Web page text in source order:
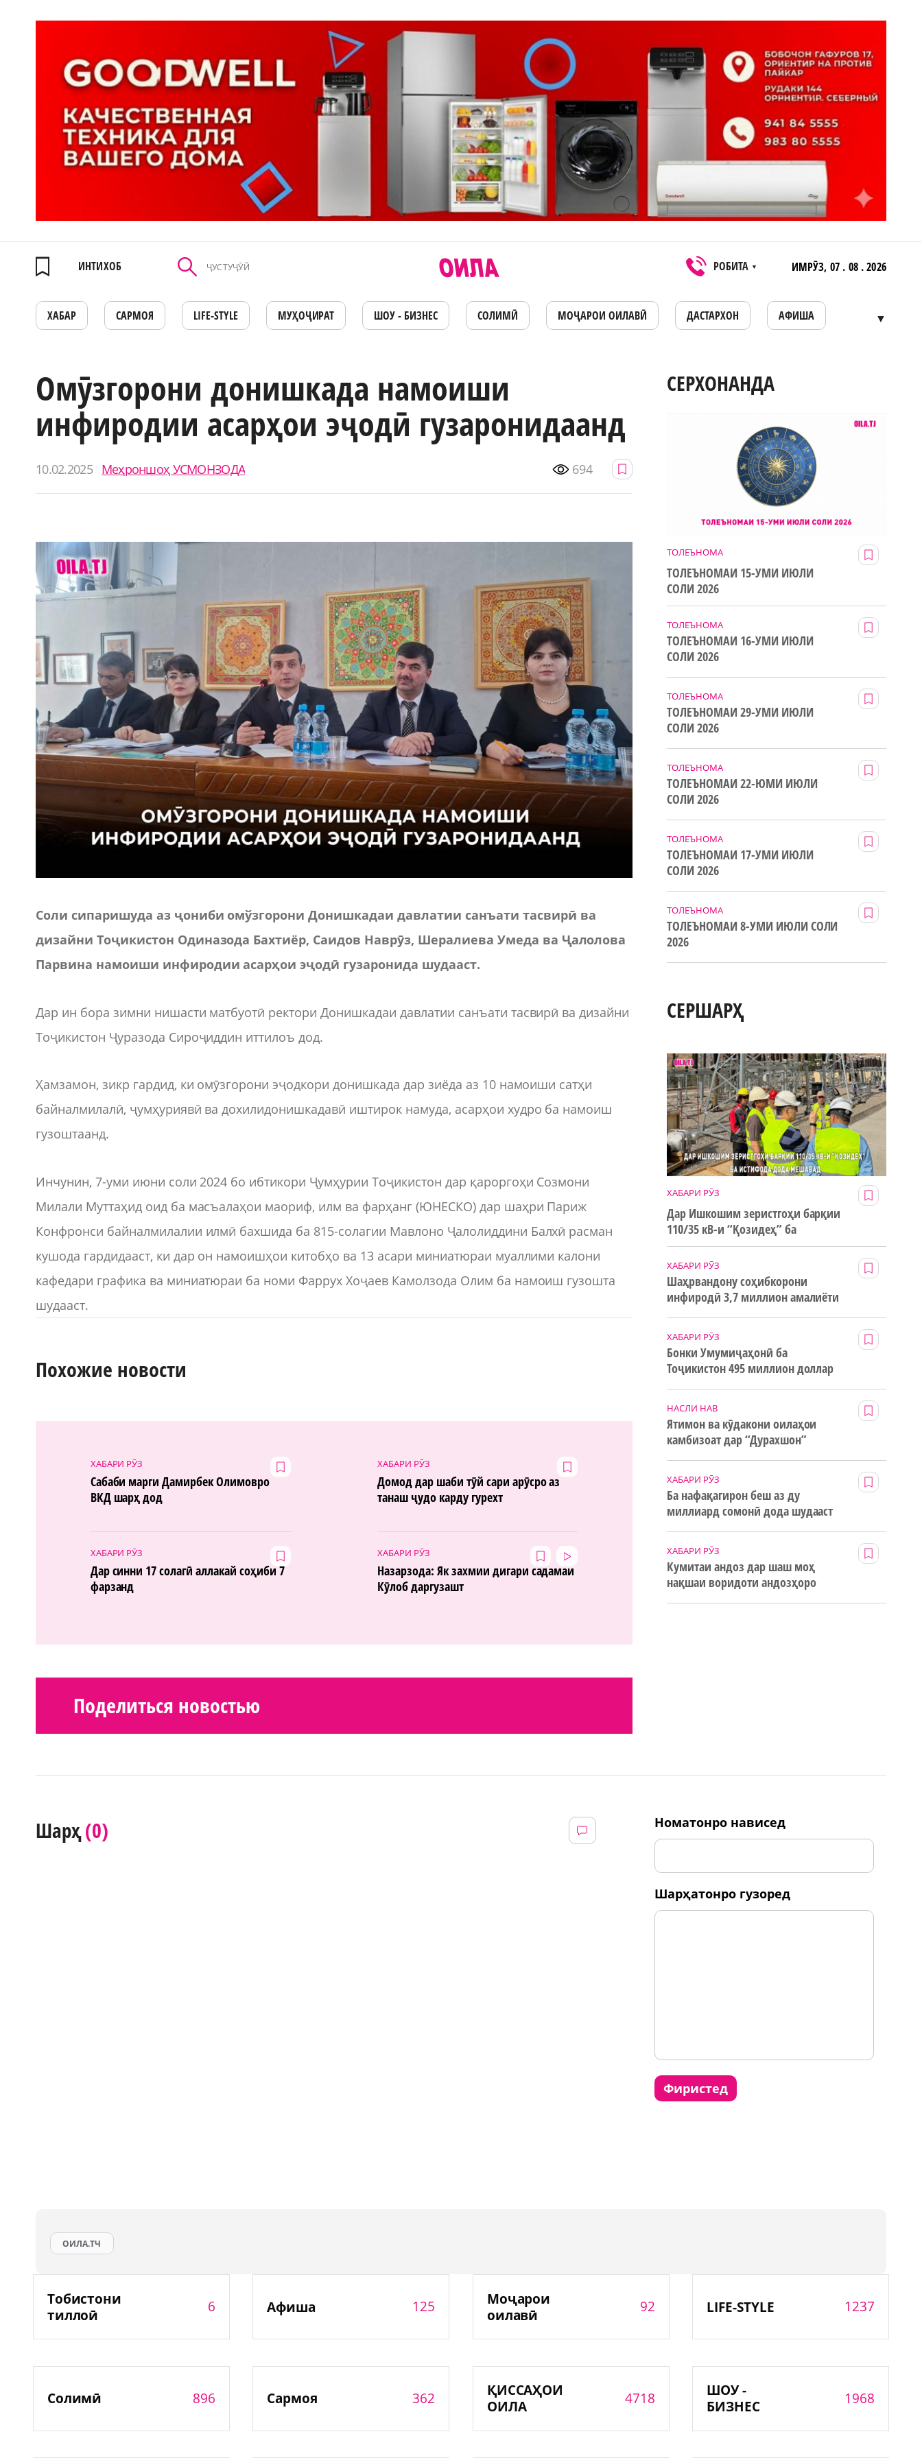
ИНТИХОБ РОБИТА ▼ ИМРӮЗ, 07 . 08 . 2026
ХАБАР САРМОЯ LIFE-STYLE МУҲОҶИРАТ ШОУ - БИЗНЕС СОЛИМӢ МОҶАРОИ ОИЛАВӢ ДАСТАРХОН АФИША ▼
Омӯзгорони донишкада намоиши
инфиродии асарҳои эҷодӣ гузаронидаанд
10.02.2025 Меҳроншоҳ УСМОНЗОДА 694
Соли сипаришуда аз ҷониби омўзгорони Донишкадаи давлатии санъати тасвирӣ ва
дизайни Тоҷикистон Одиназода Бахтиёр, Саидов Наврӯз, Шералиева Умеда ва Ҷалолова
Парвина намоиши инфиродии асарҳои эҷодӣ гузаронида шудааст.
Дар ин бора зимни нишасти матбуотӣ ректори Донишкадаи давлатии санъати тасвирӣ ва дизайни
Тоҷикистон Ҷуразода Сироҷиддин иттилоъ дод.
Ҳамзамон, зикр гардид, ки омӯзгорони эҷодкори донишкада дар зиёда аз 10 намоиши сатҳи
байналмилалӣ, ҷумҳуриявӣ ва дохилидонишкадавӣ иштирок намуда, асарҳои худро ба намоиш
гузоштаанд.
Инчунин, 7-уми июни соли 2024 бо ибтикори Ҷумҳурии Тоҷикистон дар қароргоҳи Созмони
Милали Муттаҳид оид ба масъалаҳои маориф, илм ва фарҳанг (ЮНЕСКО) дар шаҳри Париж
Конфронси байналмилалии илмӣ бахшида ба 815-солагии Мавлоно Ҷалолиддини Балхӣ расман
кушода гардидааст, ки дар он намоишҳои китобҳо ва 13 асари миниатюраи муаллими калони
кафедари графика ва миниатюраи ба номи Фаррух Хоҷаев Камолзода Олим ба намоиш гузошта
шудааст.
Похожие новости
ХАБАРИ РӮЗ
Сабаби марги Дамирбек Олимовро
ВКД шарҳ дод
ХАБАРИ РӮЗ
Домод дар шаби тӯй сари арӯсро аз
танаш ҷудо карду гурехт
ХАБАРИ РӮЗ
Дар синни 17 солагӣ аллакай соҳиби 7
фарзанд
ХАБАРИ РӮЗ
Назарзода: Як захмии дигари садамаи
Кӯлоб даргузашт
Поделиться новостью
СЕРХОНАНДА
ТОЛЕЪНОМА
ТОЛЕЪНОМАИ 15-УМИ ИЮЛИ
СОЛИ 2026
ТОЛЕЪНОМА
ТОЛЕЪНОМАИ 16-УМИ ИЮЛИ
СОЛИ 2026
ТОЛЕЪНОМА
ТОЛЕЪНОМАИ 29-УМИ ИЮЛИ
СОЛИ 2026
ТОЛЕЪНОМА
ТОЛЕЪНОМАИ 22-ЮМИ ИЮЛИ
СОЛИ 2026
ТОЛЕЪНОМА
ТОЛЕЪНОМАИ 17-УМИ ИЮЛИ
СОЛИ 2026
ТОЛЕЪНОМА
ТОЛЕЪНОМАИ 8-УМИ ИЮЛИ СОЛИ
2026
СЕРШАРҲ
ХАБАРИ РӮЗ
Дар Ишкошим зеристгоҳи барқии
110/35 кВ-и “Қозидеҳ” ба
истифода дода мешавад
ХАБАРИ РӮЗ
Шаҳрвандону соҳибкорони
инфиродӣ 3,7 миллион амалиёти
ХАБАРИ РӮЗ
Бонки Умумиҷаҳонӣ ба
Тоҷикистон 495 миллион доллар
НАСЛИ НАВ
Ятимон ва кӯдакони оилаҳои
камбизоат дар “Дурахшон”
ХАБАРИ РӮЗ
Ба нафақагирон беш аз ду
миллиард сомонӣ дода шудааст
ХАБАРИ РӮЗ
Кумитаи андоз дар шаш моҳ
нақшаи воридоти андозҳоро
Шарҳ(0) номатонро нависед
шарҳатонро гузоред
фиристед
ОИЛА.ТЧ
Тобистони
тиллоӣ
6 Афиша 125
Моҷарои
оилавӣ
92 LIFE-STYLE 1237
Солимӣ 896 Сармоя 362
ҚИССАҲОИ
ОИЛА
4718
ШОУ -
БИЗНЕС
1968